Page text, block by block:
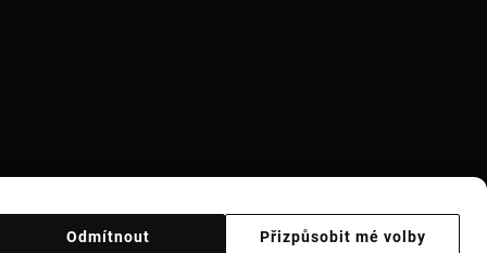
Přizpůsobit mé volby
Odmítnout